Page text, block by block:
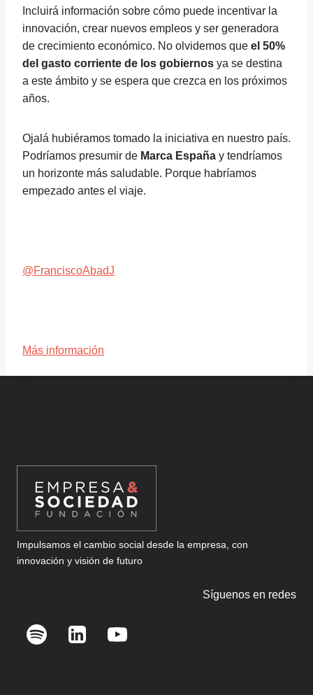
Incluirá información sobre cómo puede incentivar la
innovación, crear nuevos empleos y ser generadora
de crecimiento económico. No olvidemos que el 50%
del gasto corriente de los gobiernos ya se destina
a este ámbito y se espera que crezca en los próximos
años.
Ojalá hubiéramos tomado la iniciativa en nuestro país.
Podríamos presumir de Marca España y tendríamos
un horizonte más saludable. Porque habríamos
empezado antes el viaje.
@FranciscoAbadJ
Más información
Impulsamos el cambio social desde la empresa, con
innovación y visión de futuro
Síguenos en redes